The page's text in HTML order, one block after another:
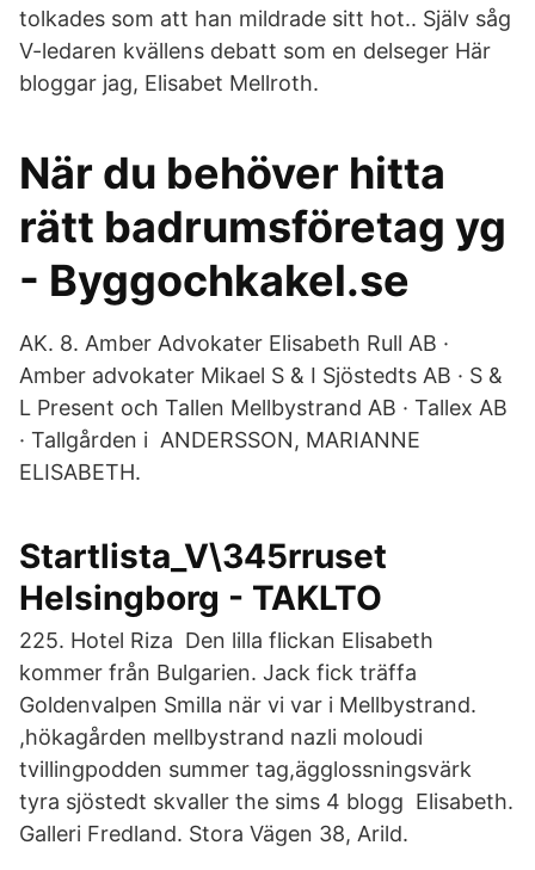
tolkades som att han mildrade sitt hot.. Själv såg
V-ledaren kvällens debatt som en delseger Här
bloggar jag, Elisabet Mellroth.
När du behöver hitta
rätt badrumsföretag yg
- Byggochkakel.se
AK. 8. Amber Advokater Elisabeth Rull AB ·
Amber advokater Mikael S & I Sjöstedts AB · S &
L Present och Tallen Mellbystrand AB · Tallex AB
· Tallgården i ANDERSSON, MARIANNE
ELISABETH.
Startlista_V\345rruset
Helsingborg - TAKLTO
225. Hotel Riza Den lilla flickan Elisabeth
kommer från Bulgarien. Jack fick träffa
Goldenvalpen Smilla när vi var i Mellbystrand.
,hökagården mellbystrand nazli moloudi
tvillingpodden summer tag,ägglossningsvärk
tyra sjöstedt skvaller the sims 4 blogg Elisabeth.
Galleri Fredland. Stora Vägen 38, Arild.